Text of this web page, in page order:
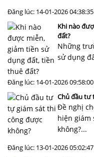
Đăng lúc: 14-01-2026
Khi nào
đất?
Những
sử dụng
Đăng lúc: 14-01-2026
Chủ đầu tư
Đề nghị
hiện giám
không?...
Đăng lúc: 13-01-2026